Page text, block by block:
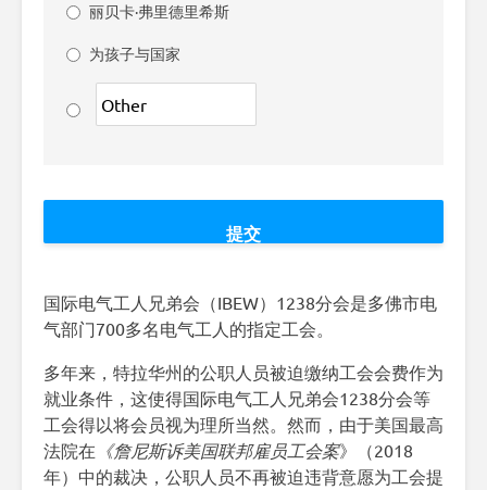
丽贝卡·弗里德里希斯
为孩子与国家
国际电气工人兄弟会（IBEW）1238分会是多佛市电
气部门700多名电气工人的指定工会。
多年来，特拉华州的公职人员被迫缴纳工会会费作为
就业条件，这使得国际电气工人兄弟会1238分会等
工会得以将会员视为理所当然。然而，由于美国最高
法院在 《詹尼斯诉美国联邦雇员工会案》（2018
年）中的裁决，公职人员不再被迫违背意愿为工会提